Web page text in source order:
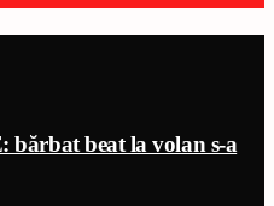
bărbat beat la volan s-a